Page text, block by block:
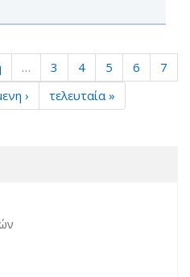
… 3 4 5 6
7
› τελευταία »
filter
filter